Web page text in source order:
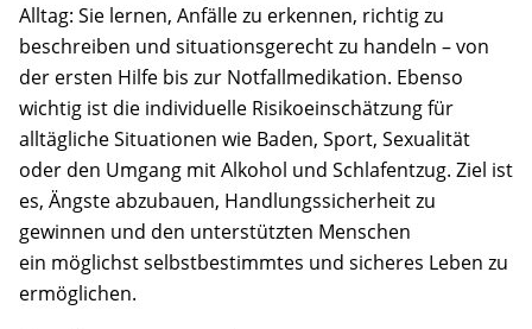
Alltag: Sie lernen, Anfälle zu erkennen, richtig zu
beschreiben und situationsgerecht zu handeln – von
der ersten Hilfe bis zur Notfallmedikation. Ebenso
wichtig ist die individuelle Risikoeinschätzung für
alltägliche Situationen wie Baden, Sport, Sexualität
oder den Umgang mit Alkohol und Schlafentzug. Ziel ist
es, Ängste abzubauen, Handlungssicherheit zu
gewinnen und den unterstützten Menschen
ein möglichst selbstbestimmtes und sicheres Leben zu
ermöglichen.